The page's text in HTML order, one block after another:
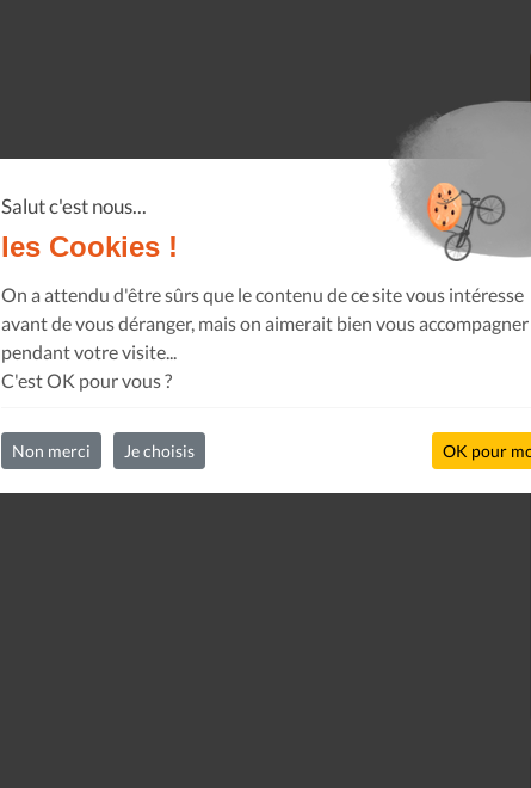
Salut c'est nous...
les Cookies !
On a attendu d'être sûrs que le contenu de ce site vous intéresse
avant de vous déranger, mais on aimerait bien vous accompagner
pendant votre visite...
C'est OK pour vous ?
Non merci Je choisis OK pour